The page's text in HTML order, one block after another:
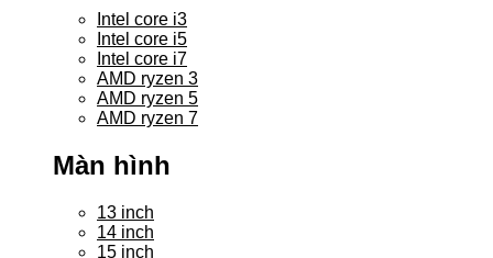
Intel core i3
Intel core i5
Intel core i7
AMD ryzen 3
AMD ryzen 5
AMD ryzen 7
Màn hình
13 inch
14 inch
15 inch